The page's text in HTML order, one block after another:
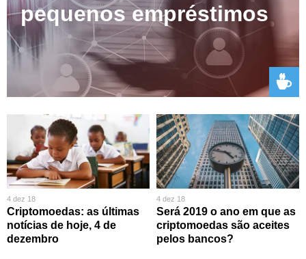
pequenos empréstimos
4 dez 18
Criptomoedas: as últimas
notícias de hoje, 4 de
dezembro
4 dez 18
Será 2019 o ano em que as
criptomoedas são aceites
pelos bancos?